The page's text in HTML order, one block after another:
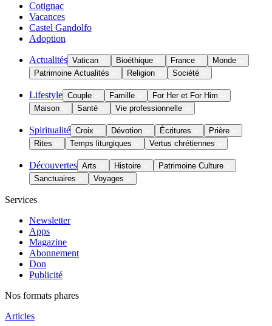
Cotignac
Vacances
Castel Gandolfo
Adoption
Actualités Vatican Bioéthique France
Monde
Patrimoine Actualités
Religion Société
Lifestyle Couple Famille
For Her et For Him
Maison
Santé Vie professionnelle
Spiritualité Croix Dévotion Écritures
Prière
Rites
Temps liturgiques Vertus chrétiennes
Découvertes Arts Histoire
Patrimoine Culture
Sanctuaires
Voyages
Services
Newsletter
Apps
Magazine
Abonnement
Don
Publicité
Nos formats phares
Articles